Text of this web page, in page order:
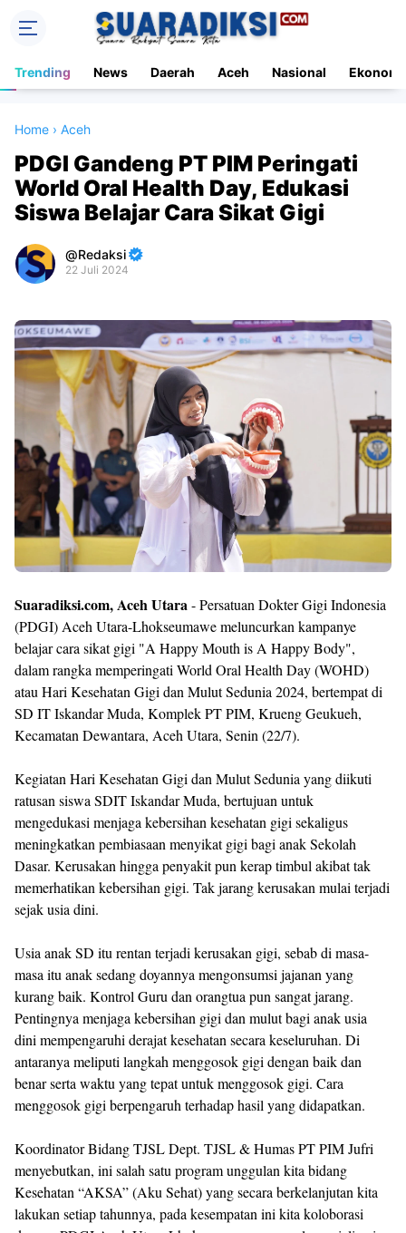
Trending News Daerah Aceh Nasional Ekonomi
Home › Aceh
PDGI Gandeng PT PIM Peringati
World Oral Health Day, Edukasi
Siswa Belajar Cara Sikat Gigi
Redaksi
22 Juli 2024
By
Raushan
Design
With
Templates
Suaradiksi.com, Aceh Utara- Persatuan Dokter Gigi Indonesia
(PDGI) Aceh Utara-Lhokseumawe meluncurkan kampanye
belajar cara sikat gigi "A Happy Mouth is A Happy Body",
dalam rangka memperingati World Oral Health Day (WOHD)
atau Hari Kesehatan Gigi dan Mulut Sedunia 2024, bertempat di
SD IT Iskandar Muda, Komplek PT PIM, Krueng Geukueh,
Kecamatan Dewantara, Aceh Utara, Senin (22/7).
Kegiatan Hari Kesehatan Gigi dan Mulut Sedunia yang diikuti
ratusan siswa SDIT Iskandar Muda, bertujuan untuk
mengedukasi menjaga kebersihan kesehatan gigi sekaligus
meningkatkan pembiasaan menyikat gigi bagi anak Sekolah
Dasar. Kerusakan hingga penyakit pun kerap timbul akibat tak
memerhatikan kebersihan gigi. Tak jarang kerusakan mulai terjadi
sejak usia dini.
Usia anak SD itu rentan terjadi kerusakan gigi, sebab di masa-
masa itu anak sedang doyannya mengonsumsi jajanan yang
kurang baik. Kontrol Guru dan orangtua pun sangat jarang.
Pentingnya menjaga kebersihan gigi dan mulut bagi anak usia
dini mempengaruhi derajat kesehatan secara keseluruhan. Di
antaranya meliputi langkah menggosok gigi dengan baik dan
benar serta waktu yang tepat untuk menggosok gigi. Cara
menggosok gigi berpengaruh terhadap hasil yang didapatkan.
Koordinator Bidang TJSL Dept. TJSL & Humas PT PIM Jufri
menyebutkan, ini salah satu program unggulan kita bidang
Kesehatan “AKSA” (Aku Sehat) yang secara berkelanjutan kita
lakukan setiap tahunnya, pada kesempatan ini kita koloborasi